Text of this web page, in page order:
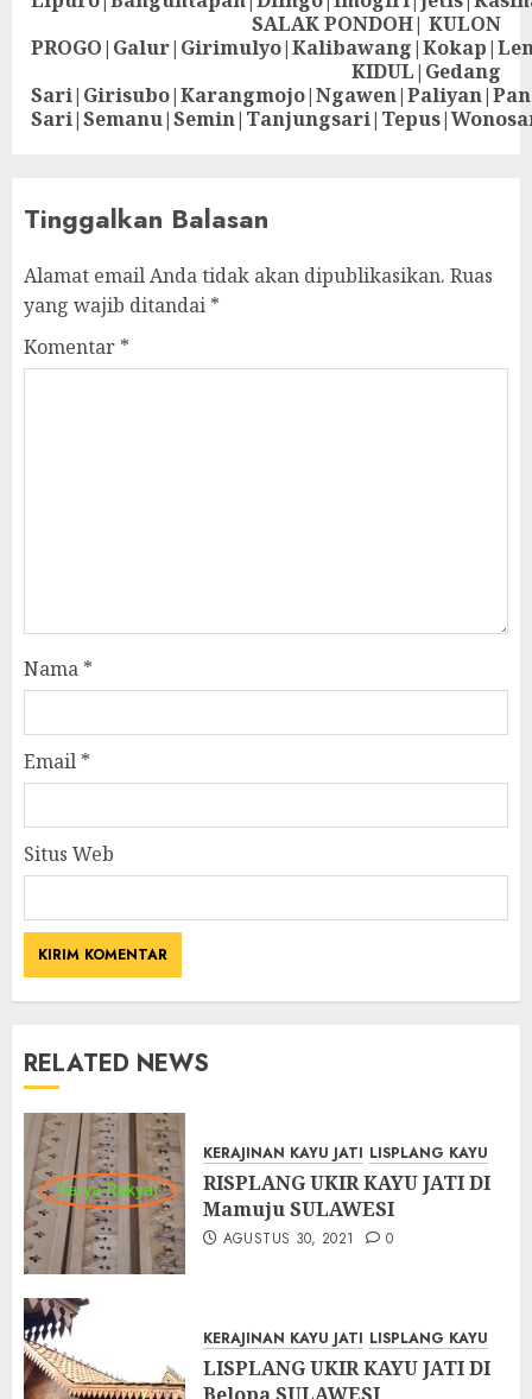
SALAK PONDOH| KULON
KIDUL|Gedang
Tinggalkan Balasan
Alamat email Anda tidak akan dipublikasikan. Ruas
yang wajib ditandai *
Komentar *
Nama *
Email *
Situs Web
RELATED NEWS
KERAJINAN KAYU JATI LISPLANG KAYU
RISPLANG UKIR KAYU JATI DI
Mamuju SULAWESI
AGUSTUS 30, 2021 0
KERAJINAN KAYU JATI LISPLANG KAYU
LISPLANG UKIR KAYU JATI DI
Belopa SULAWESI